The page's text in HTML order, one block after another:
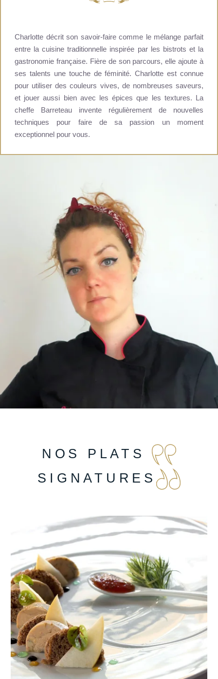
Charlotte décrit son savoir-faire comme le mélange parfait
entre la cuisine traditionnelle inspirée par les bistrots et la
gastronomie française. Fière de son parcours, elle ajoute à
ses talents une touche de féminité. Charlotte est connue
pour utiliser des couleurs vives, de nombreuses saveurs,
et jouer aussi bien avec les épices que les textures. La
cheffe Barreteau invente régulièrement de nouvelles
techniques pour faire de sa passion un moment
exceptionnel pour vous.
NOS PLATS
SIGNATURES
ACCUEIL
SERVICES
TOURISME
PRESSE
+33 5 49 05 58 68
OFFRES
AGENDA
CARTES CADEAUX